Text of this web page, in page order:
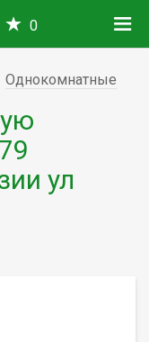
0
Однокомнатные
ул